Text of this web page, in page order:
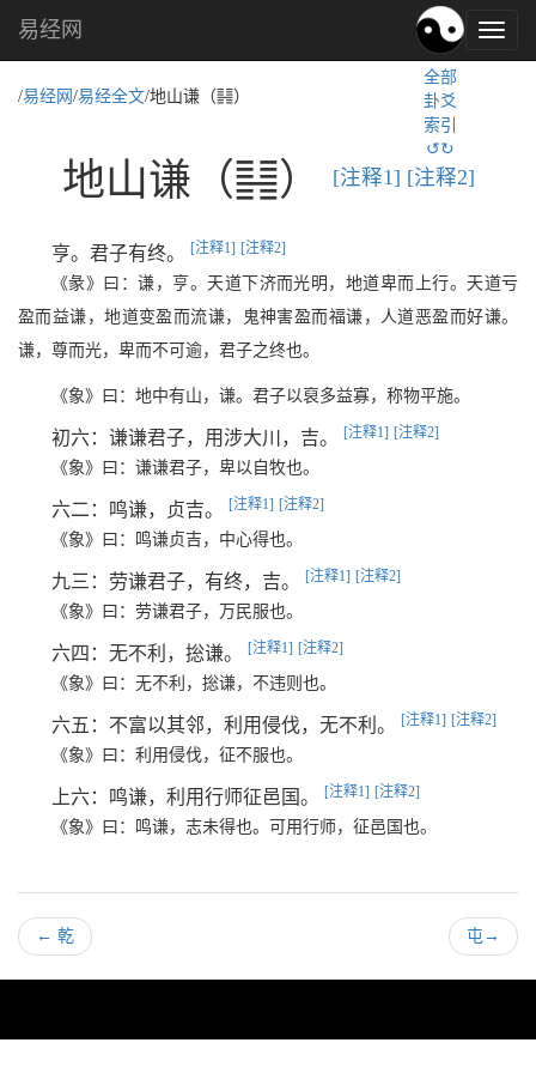
易
经
易经网
全部
卦爻
索引
↺↻
/易经网 /易经全文/地山谦（d）
地山谦（d） [注释1] [注释2]
亨。君子有终。 [注释1] [注释2]
《彖》曰：谦，亨。天道下济而光明，地道卑而上行。天道亏
盈而益谦，地道变盈而流谦，鬼神害盈而福谦，人道恶盈而好谦。
谦，尊而光，卑而不可逾，君子之终也。
《象》曰：地中有山，谦。君子以裒多益寡，称物平施。
初六：谦谦君子，用涉大川，吉。 [注释1] [注释2]
《象》曰：谦谦君子，卑以自牧也。
六二：鸣谦，贞吉。 [注释1] [注释2]
《象》曰：鸣谦贞吉，中心得也。
九三：劳谦君子，有终，吉。 [注释1] [注释2]
《象》曰：劳谦君子，万民服也。
六四：无不利，捴谦。 [注释1] [注释2]
《象》曰：无不利，捴谦，不违则也。
六五：不富以其邻，利用侵伐，无不利。 [注释1] [注释2]
《象》曰：利用侵伐，征不服也。
上六：鸣谦，利用行师征邑国。 [注释1] [注释2]
《象》曰：鸣谦，志未得也。可用行师，征邑国也。
← 乾 屯→